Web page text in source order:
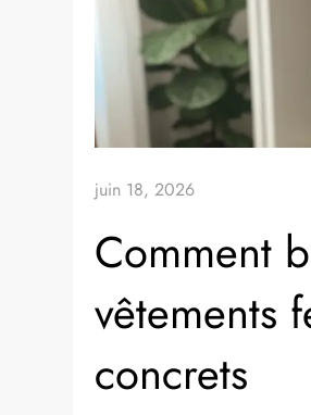
juin 18, 2026
Comment
vêtements
concrets